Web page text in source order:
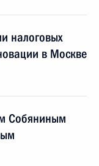
налоговых
в Москве
Собяниным